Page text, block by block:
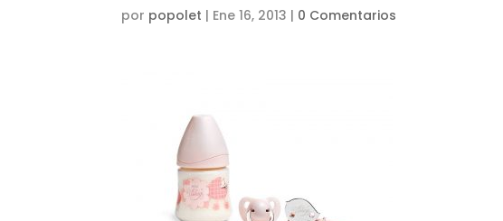
por popolet | Ene 16, 2013 | 0 Comentarios